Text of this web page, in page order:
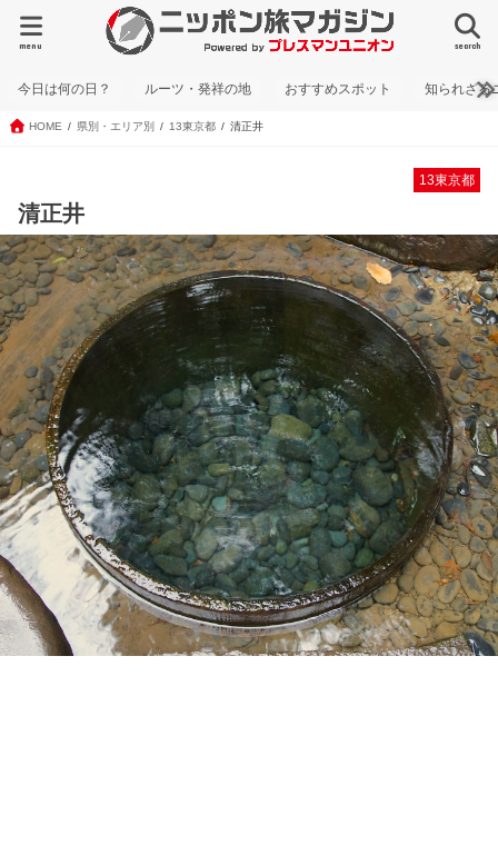
search
menu
今日は何の日？ ルーツ・発祥の地 おすすめスポット 知られざる
HOME 県別・エリア別 13東京都 清正井
13東京都
清正井